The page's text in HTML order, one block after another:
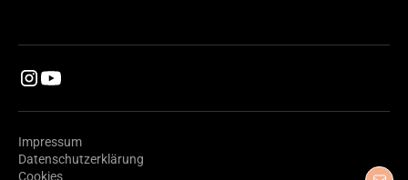
Impressum
Datenschutzerklärung
Cookies